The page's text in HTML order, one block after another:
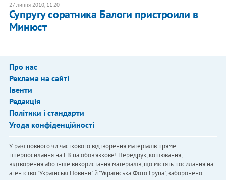
27 липня 2010, 11:20
Супругу соратника Балоги пристроили в
Минюст
Про нас
Реклама на сайті
Івенти
Редакція
Політики і стандарти
Угода конфіденційності
У разі повного чи часткового відтворення матеріалів пряме
гіперпосилання на LB.ua обов'язкове! Передрук, копіювання,
відтворення або інше використання матеріалів, що містять посилання на
агентство "Українськi Новини" й "Українська Фото Група", заборонено.